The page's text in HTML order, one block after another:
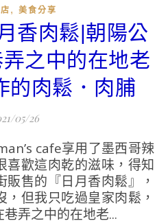
, 美食分享
香肉鬆|朝陽公
之中的在地老
的肉鬆．肉脯
05/26
喜歡這肉乾的滋味，得知
售的『日月香肉鬆』，
但我只吃過皇家肉鬆，
弄之中的在地老...